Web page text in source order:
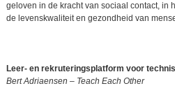
geloven in de kracht van sociaal contact, in
de levenskwaliteit en gezondheid van
Leer- en rekruteringsplatform voor
Bert Adriaensen – Teach Each Other